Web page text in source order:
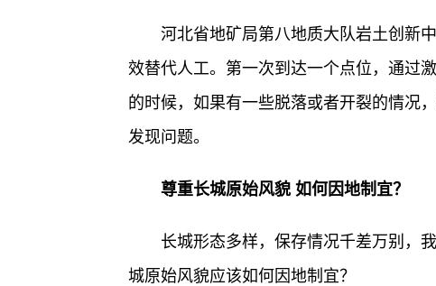
河北省地矿局第八地质大队岩土创新
效替代人工。第一次到达一个点位，通过
的时候，如果有一些脱落或者开裂的情况
发现问题。
尊重长城原始风貌 如何因地制宜？
长城形态多样，保存情况千差万别，
城原始风貌应该如何因地制宜？